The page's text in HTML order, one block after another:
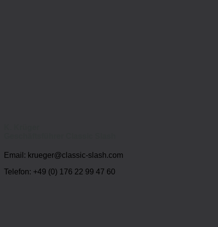
Email: krueger@classic-slash.com
Telefon: +49 (0) 176 22 99 47 60